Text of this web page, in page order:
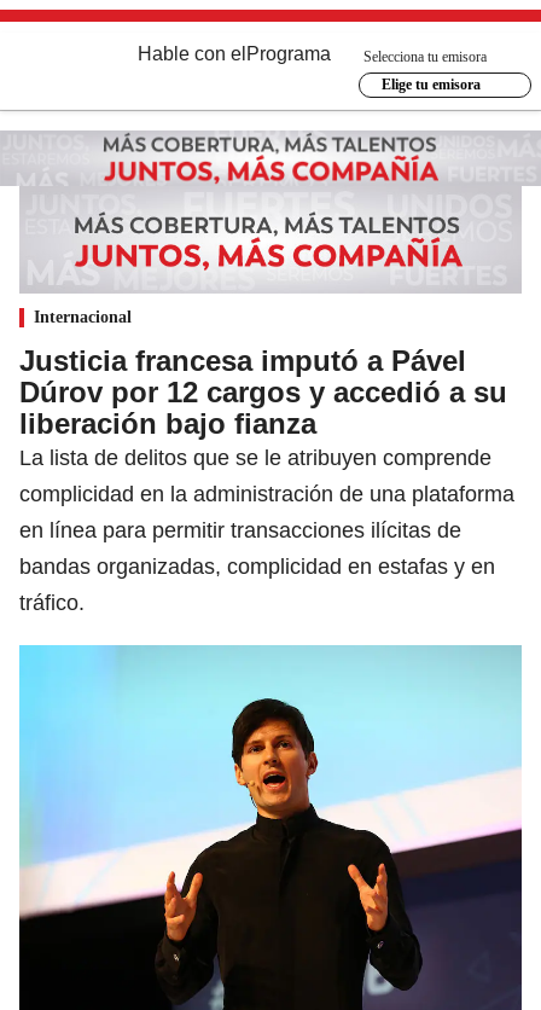
Hable con el Programa
Selecciona tu emisora
Elige tu emisora
Internacional
Justicia francesa imputó a Pável
Dúrov por 12 cargos y accedió a su
liberación bajo fianza
La lista de delitos que se le atribuyen comprende
complicidad en la administración de una plataforma
en línea para permitir transacciones ilícitas de
bandas organizadas, complicidad en estafas y en
tráfico.